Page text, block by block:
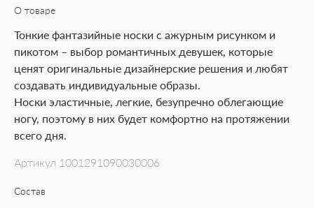
О товаре
Тонкие фантазийные носки с ажурным рисунком и
пикотом – выбор романтичных девушек, которые
ценят оригинальные дизайнерские решения и любят
создавать индивидуальные образы.
Носки эластичные, легкие, безупречно облегающие
ногу, поэтому в них будет комфортно на протяжении
всего дня.
Артикул 1001291090030006
Состав